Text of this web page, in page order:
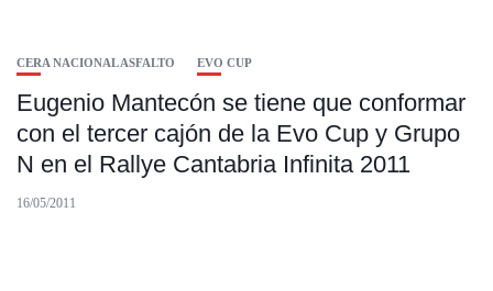
CERA NACIONAL ASFALTO EVO CUP
Eugenio Mantecón se tiene que conformar
con el tercer cajón de la Evo Cup y Grupo
N en el Rallye Cantabria Infinita 2011
16/05/2011